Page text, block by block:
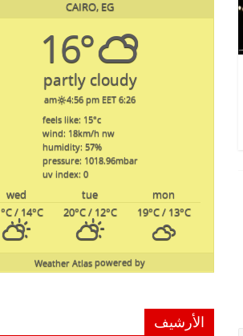
CAIRO, EG
16°
partly cloudy
6:26 am
4:56 pm EET
feels like: 15°c
wind: 18km/h nw
humidity: 57%
pressure: 1018.96mbar
uv index: 0
mon
tue
wed
19°C/ 13°C
20°C/ 12°C
°C/ 14°C
powered by
Weather Atlas
الأرشيف